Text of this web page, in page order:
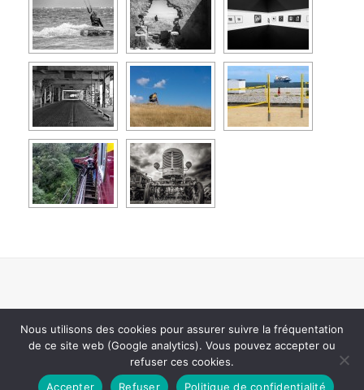
Copyright All rights reserved.|Theme: Adventure Blog by
Unitedtheme.
Nous utilisons des cookies pour assurer suivre la fréquentation
de ce site web (Google analytics). Vous pouvez accepter ou
refuser ces cookies.
Accepter
Refuser Politique de confidentialité